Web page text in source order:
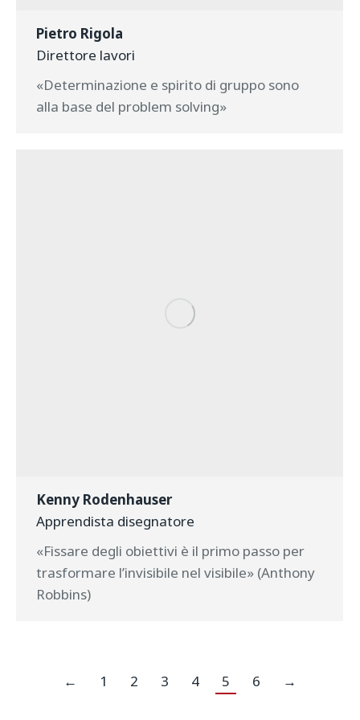
Pietro Rigola
Direttore lavori
«Determinazione e spirito di gruppo sono
alla base del problem solving»
Kenny Rodenhauser
Apprendista disegnatore
«Fissare degli obiettivi è il primo passo per
trasformare l’invisibile nel visibile» (Anthony
Robbins)
← 1 2 3 4 5 6 →